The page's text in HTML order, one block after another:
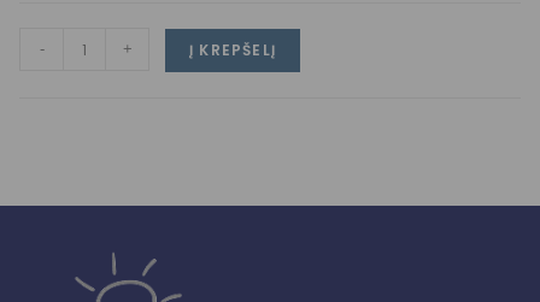
- + Į KREPŠELĮ